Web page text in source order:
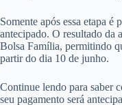
Somente após essa etapa
antecipado. O resultado
Bolsa Família, permitindo
partir do dia 10 de junho.
Continue lendo para saber
seu pagamento será